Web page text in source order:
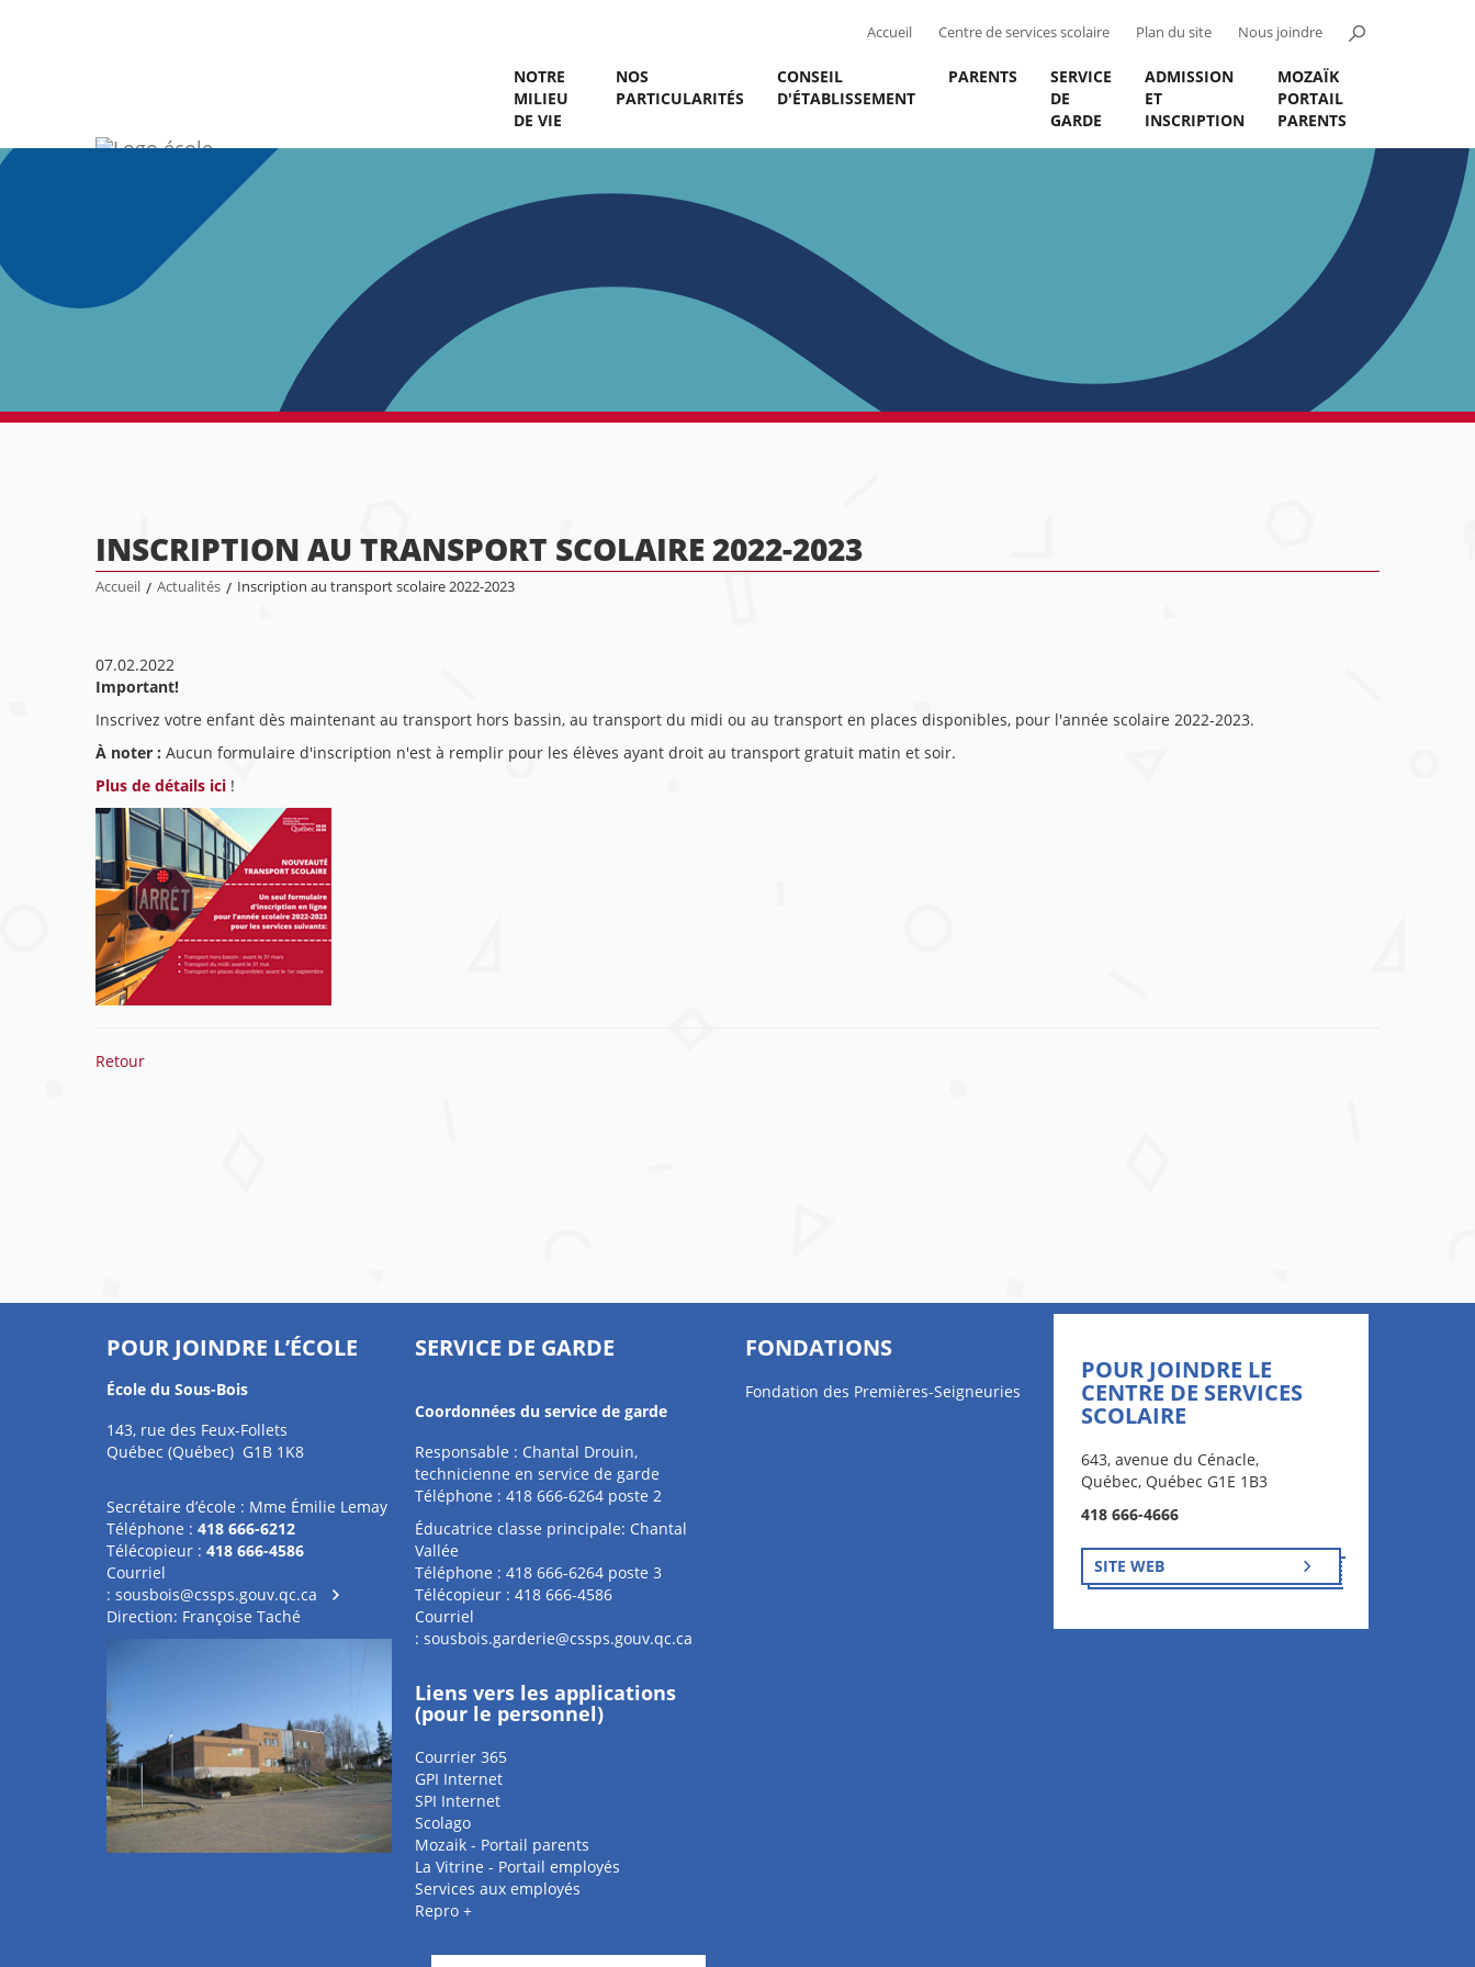
Accueil Centre de services scolaire Plan du site Nous joindre
NOTRE
MILIEU
DE VIE
NOS
PARTICULARITÉS
CONSEIL
D'ÉTABLISSEMENT
PARENTS
SERVICE
DE
GARDE
ADMISSION
ET
INSCRIPTION
MOZAÏK
PORTAIL
PARENTS
INSCRIPTION AU TRANSPORT SCOLAIRE 2022-2023
Accueil / Actualités / Inscription au transport scolaire 2022-2023
07.02.2022
Important!
Inscrivez votre enfant dès maintenant au transport hors bassin, au transport du midi ou au transport en places disponibles, pour l'année scolaire 2022-2023.
À noter : Aucun formulaire d'inscription n'est à remplir pour les élèves ayant droit au transport gratuit matin et soir.
Plus de détails ici !
Retour
POUR JOINDRE L’ÉCOLE
École du Sous-Bois
143, rue des Feux-Follets
Québec (Québec) G1B 1K8
Secrétaire d’école : Mme Émilie Lemay
Téléphone : 418 666-6212
Télécopieur : 418 666-4586
Courriel
: sousbois@cssps.gouv.qc.ca
Direction: Françoise Taché
SERVICE DE GARDE
Coordonnées du service de garde
Responsable : Chantal Drouin,
technicienne en service de garde
Téléphone : 418 666-6264 poste 2
Éducatrice classe principale: Chantal
Vallée
Téléphone : 418 666-6264 poste 3
Télécopieur : 418 666-4586
Courriel
: sousbois.garderie@cssps.gouv.qc.ca
Liens vers les applications
(pour le personnel)
Courrier 365
GPI Internet
SPI Internet
Scolago
Mozaik - Portail parents
La Vitrine - Portail employés
Services aux employés
Repro +
FONDATIONS
Fondation des Premières-Seigneuries
POUR JOINDRE LE
CENTRE DE SERVICES
SCOLAIRE
643, avenue du Cénacle,
Québec, Québec G1E 1B3
418 666-4666
SITE WEB